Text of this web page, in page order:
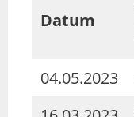
Datum
04.05.2023